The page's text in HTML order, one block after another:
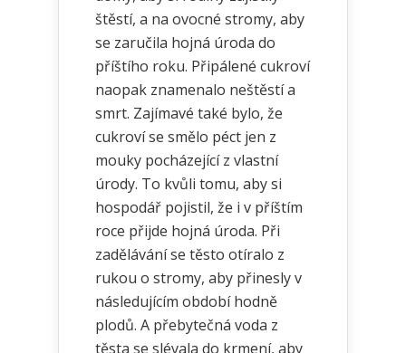
štěstí, a na ovocné stromy, aby
se zaručila hojná úroda do
příštího roku. Připálené cukroví
naopak znamenalo neštěstí a
smrt. Zajímavé také bylo, že
cukroví se smělo péct jen z
mouky pocházející z vlastní
úrody. To kvůli tomu, aby si
hospodář pojistil, že i v příštím
roce přijde hojná úroda. Při
zadělávání se těsto otíralo z
rukou o stromy, aby přinesly v
následujícím období hodně
plodů. A přebytečná voda z
těsta se slévala do krmení, aby